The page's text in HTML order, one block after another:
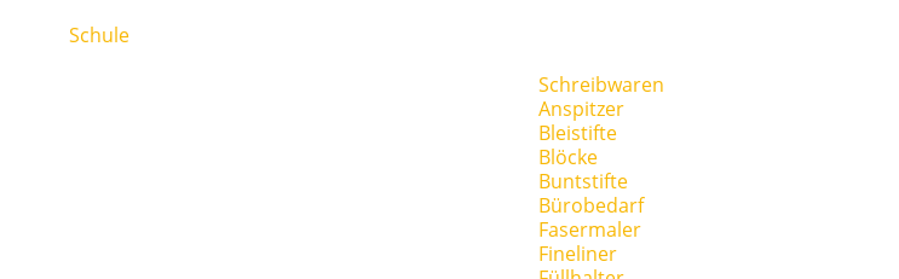
Schule
Schreibwaren
Anspitzer
Bleistifte
Blöcke
Buntstifte
Bürobedarf
Fasermaler
Fineliner